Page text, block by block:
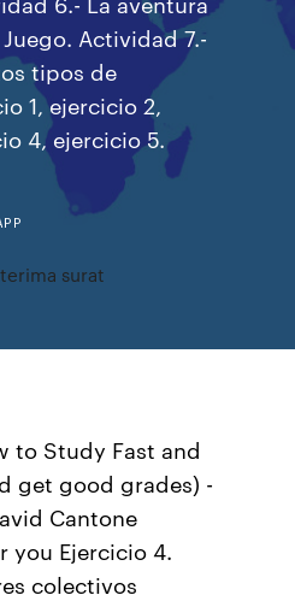
Actividad 7.-
tipos de
1, ejercicio 2,
4, ejercicio 5.
surat
to Study Fast and
get good grades) -
Cantone
you Ejercicio 4.
colectivos